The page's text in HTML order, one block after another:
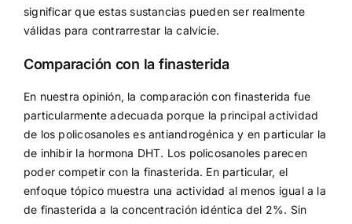
significar que estas sustancias pueden ser realmente
válidas para contrarrestar la calvicie.
Comparación con la finasterida
En nuestra opinión, la comparación con finasterida fue
particularmente adecuada porque la principal actividad
de los policosanoles es antiandrogénica y en particular la
de inhibir la hormona DHT. Los policosanoles parecen
poder competir con la finasterida. En particular, el
enfoque tópico muestra una actividad al menos igual a la
de finasterida a la concentración idéntica del 2%. Sin